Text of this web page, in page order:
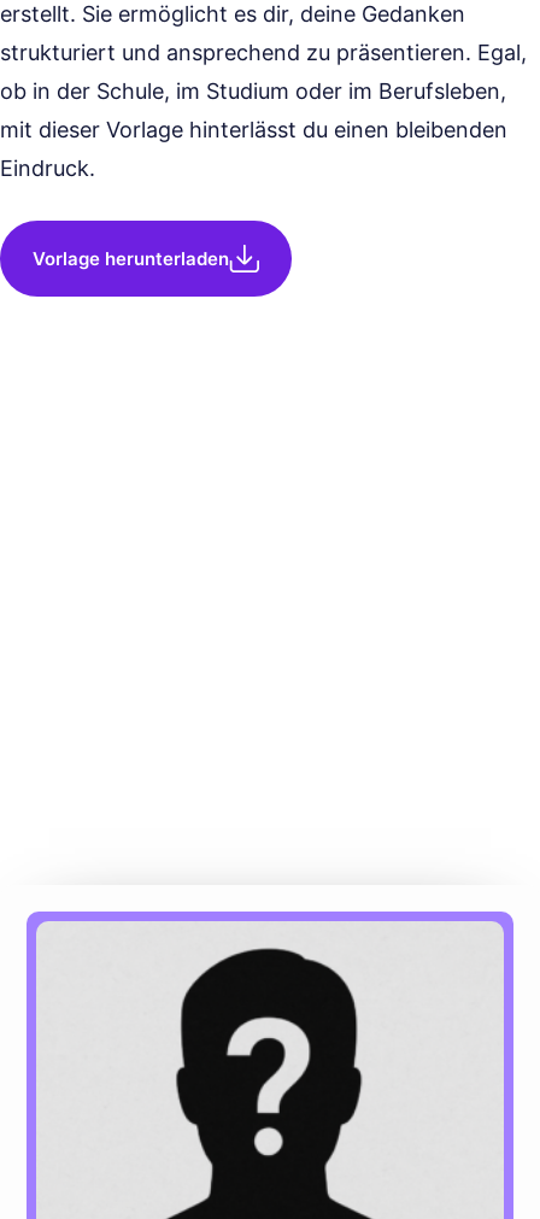
erstellt. Sie ermöglicht es dir, deine Gedanken
strukturiert und ansprechend zu präsentieren. Egal,
ob in der Schule, im Studium oder im Berufsleben,
mit dieser Vorlage hinterlässt du einen bleibenden
Eindruck.
Vorlage herunterladen